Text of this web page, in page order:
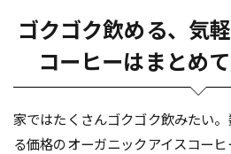
ゴクゴク飲める、気
コーヒーはまとめ
家ではたくさんゴクゴク飲みたい
る価格のオーガニックアイスコー